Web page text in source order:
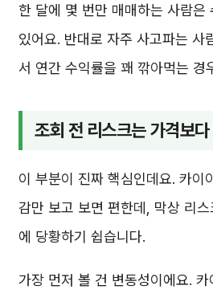
한 달에 몇 번만 매매하는 사람은
있어요. 반대로 자주 사고파는 사
서 연간 수익률을 꽤 깎아먹는 경
조회 전 리스크는 가격보
이 부분이 진짜 핵심인데요. 카이
감만 보고 보면 편한데, 막상 리
에 당황하기 쉽습니다.
가장 먼저 볼 건 변동성이에요. 카